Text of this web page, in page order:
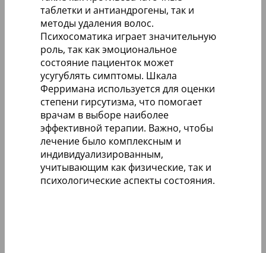
таблетки и антиандрогены, так и
методы удаления волос.
Психосоматика играет значительную
роль, так как эмоциональное
состояние пациенток может
усугублять симптомы. Шкала
Ферримана используется для оценки
степени гирсутизма, что помогает
врачам в выборе наиболее
эффективной терапии. Важно, чтобы
лечение было комплексным и
индивидуализированным,
учитывающим как физические, так и
психологические аспекты состояния.